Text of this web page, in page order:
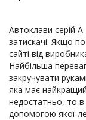
Автоклави серій
затискачі. Якщо
сайті від
Найбільша
закручувати
яка має
недостатньо, то
допомогою якої